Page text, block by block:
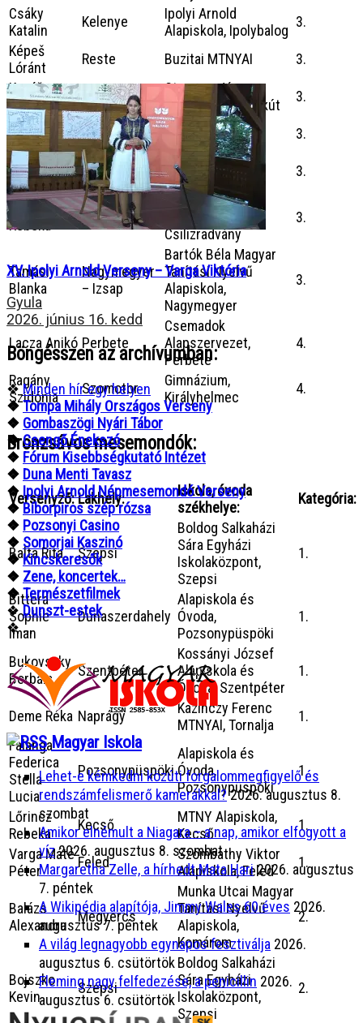
Csáky
Katalin
Kelenye
Ipolyi Arnold
Alapiskola, Ipolybalog
3.
Képeš
Lóránt
Reste Buzitai MTNYAI
3.
Kováč
Liliána
Köbölkút
Stampay János
Alapiskola, Köbölkút
3.
Máté Gábor Vígtelke
Dénes György
Alapiskola
3.
Sósik Beáta Tornalja
Kazinczy Ferenc
MTNYAI, Tornalja
3.
Szalacsi
Rebeka
Balony
Kóczán Mór
Alapiskola,
Csilizradvány
3.
Tamási
Blanka
Nagymegyer
– Izsap
Bartók Béla Magyar
Tanítási Nyelvű
Alapiskola,
Nagymegyer
3.
Lacza Anikó Perbete
Csemadok
Alapszervezet,
Perbete
4.
Ragány
Szidónia
Szomotor
Gimnázium,
Királyhelmec
4.
Bronzsávos mesemondók:
Versenyző:Lakhely:
Iskola, óvoda
székhelye:
Kategória:
Balta Rita Szepsi
Boldog Salkaházi
Sára Egyházi
Iskolaközpont,
Szepsi
1.
Bittera
Sophie
Iman
Dunaszerdahely
Alapiskola és
Óvoda,
Pozsonypüspöki
1.
Bukovszky
Borbála
Szentpéter
Kossányi József
Alapiskola és
Óvoda, Szentpéter
1.
Deme Réka Naprágy
Kazinczy Ferenc
MTNYAI, Tornalja
1.
Falanga
Federica
Stella
Lucia
Pozsonypüspöki
Alapiskola és
Óvoda,
Pozsonypüspöki
1.
Lőrincz
Rebeka
Kecső
MTNY Alapiskola,
Kecső
1.
Varga Máté
Péter
Feled
Szombathy Viktor
Alapiskola, Feled
1.
Balázs
Alexandra
Megyercs
Munka Utcai Magyar
Tanítási Nyelvű
Alapiskola,
Komárom
2.
Bojszko
Kevin
Szepsi
Boldog Salkaházi
Sára Egyházi
Iskolaközpont,
Szepsi
2.
XV. Ipolyi Arnold Verseny – Varga Viktória
Gyula
2026. június 16. kedd
Böngésszen az archívumban:
❖Minden hír egy helyen
❖Tompa Mihály Országos Verseny
❖ Gombaszögi Nyári Tábor
❖Csengő Énekszó
❖ Fórum Kisebbségkutató Intézet
❖ Duna Menti Tavasz
❖Ipolyi Arnold Népmesemondó Verseny
❖Bíborpiros szép rózsa
❖ Pozsonyi Casino
❖ Somorjai Kaszinó
❖Kincskeresők
❖ Zene, koncertek…
❖Természetfilmek
❖Dunszt-estek
❖...
Magyar Iskola
Lehet-e kémkedni közúti forgalommegfigyelő és
rendszámfelismerő kamerákkal? 2026. augusztus 8.
szombat
Amikor elnémult a Niagara – a nap, amikor elfogyott a
víz2026. augusztus 8. szombat
Margaretha Zelle, a hírhedt Mata Hari2026. augusztus
7. péntek
A Wikipédia alapítója, Jimmy Wales 60 éves 2026.
augusztus 7. péntek
A világ legnagyobb egynapos fesztiválja 2026.
augusztus 6. csütörtök
Fleming nagy felfedezése, a penicillin 2026.
augusztus 6. csütörtök